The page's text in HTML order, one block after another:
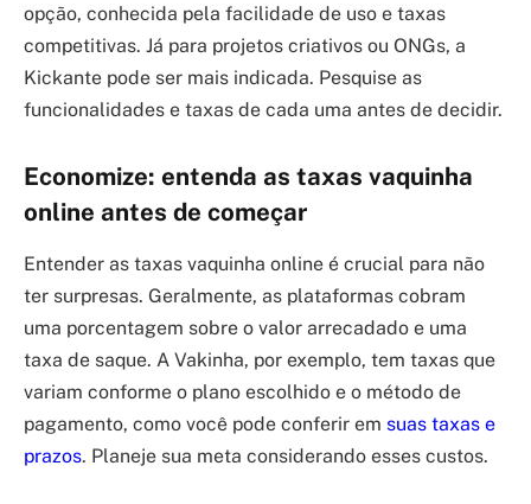
opção, conhecida pela facilidade de uso e taxas
competitivas. Já para projetos criativos ou ONGs, a
Kickante pode ser mais indicada. Pesquise as
funcionalidades e taxas de cada uma antes de decidir.
Economize: entenda as taxas vaquinha
online antes de começar
Entender as taxas vaquinha online é crucial para não
ter surpresas. Geralmente, as plataformas cobram
uma porcentagem sobre o valor arrecadado e uma
taxa de saque. A Vakinha, por exemplo, tem taxas que
variam conforme o plano escolhido e o método de
pagamento, como você pode conferir em suas taxas e
prazos. Planeje sua meta considerando esses custos.